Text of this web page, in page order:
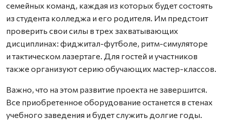
семейных команд, каждая из которых будет состоять
из студента колледжа и его родителя. Им предстоит
проверить свои силы в трех захватывающих
дисциплинах: фиджитал-футболе, ритм-симуляторе
и тактическом лазертаге. Для гостей и участников
также организуют серию обучающих мастер-классов.
Важно, что на этом развитие проекта не завершится.
Все приобретенное оборудование останется в стенах
учебного заведения и будет служить долгие годы.